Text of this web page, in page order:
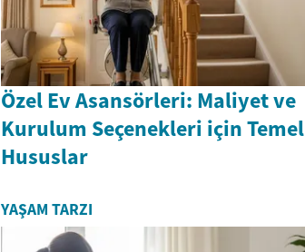
Özel Ev Asansörleri: Maliyet ve
Kurulum Seçenekleri için Temel
Hususlar
YAŞAM TARZI